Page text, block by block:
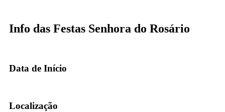
Info das Festas Senhora do Rosário
Data de Início
Localização